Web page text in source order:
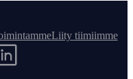
Liity tiimiimme